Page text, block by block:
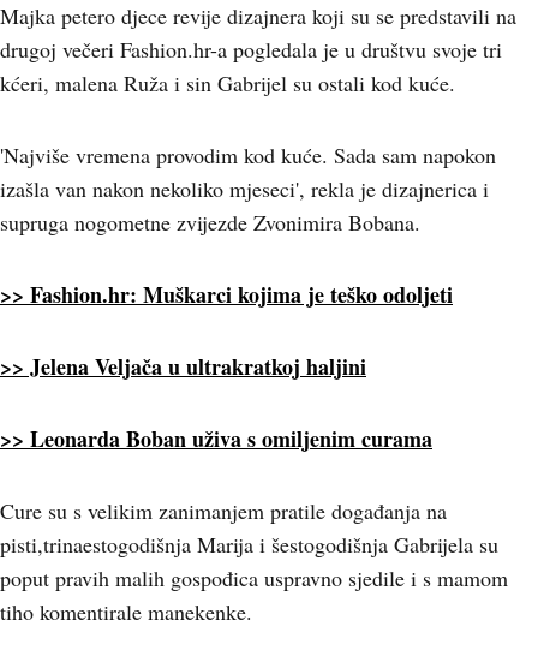
Majka petero djece revije dizajnera koji su se predstavili na
drugoj večeri Fashion.hr-a pogledala je u društvu svoje tri
kćeri, malena Ruža i sin Gabrijel su ostali kod kuće.
'Najviše vremena provodim kod kuće. Sada sam napokon
izašla van nakon nekoliko mjeseci', rekla je dizajnerica i
supruga nogometne zvijezde Zvonimira Bobana.
>> Fashion.hr: Muškarci kojima je teško odoljeti
>> Jelena Veljača u ultrakratkoj haljini
>> Leonarda Boban uživa s omiljenim curama
Cure su s velikim zanimanjem pratile događanja na
pisti,trinaestogodišnja Marija i šestogodišnja Gabrijela su
poput pravih malih gospođica uspravno sjedile i s mamom
tiho komentirale manekenke.